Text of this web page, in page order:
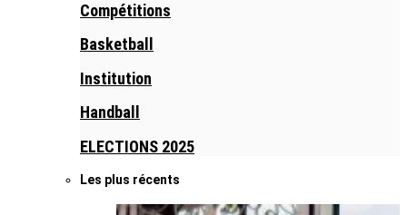
Compétitions
Basketball
Institution
Handball
ELECTIONS 2025
Les plus récents